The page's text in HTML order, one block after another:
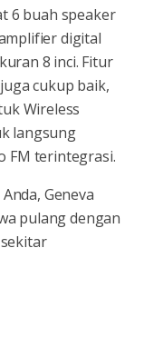
6 buah speaker
digital
8 inci. Fitur
cukup baik,
Wireless
langsung
FM terintegrasi.
Geneva
pulang dengan